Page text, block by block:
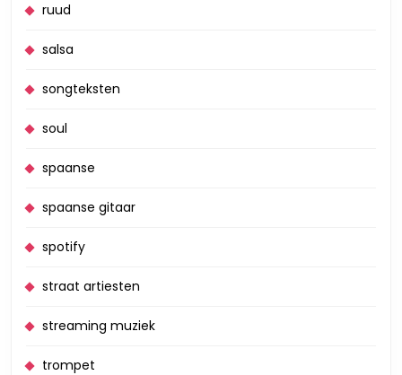
ruud
salsa
songteksten
soul
spaanse
spaanse gitaar
spotify
straat artiesten
streaming muziek
trompet